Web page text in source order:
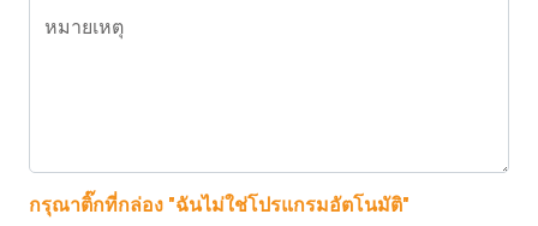
หมายเหตุ
กรุณาติ๊กที่กล่อง "ฉันไม่ใช่โปรแกรมอัตโนมัติ"